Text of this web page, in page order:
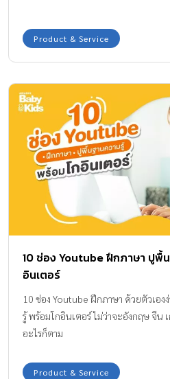
Product & Service
10 ช่อง Youtube ฝึกภาษา ปูพื้
อินเตอร์
10 ช่อง Youtube ฝึกภาษา ด้วยตัวเอ
รู้ พร้อมโกอินเตอร์ ไม่ว่าจะอังกฤษ จีน
อะไรก็ตาม
Product & Service